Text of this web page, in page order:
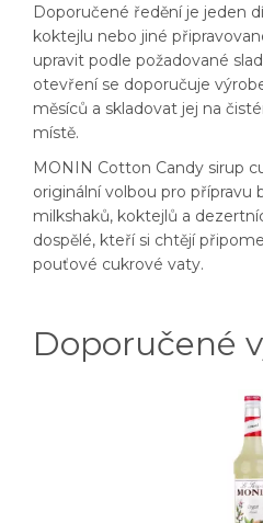
Doporučené ředění je jeden
koktejlu nebo jiné
upravit podle požadované
otevření se doporučuje
měsíců a skladovat jej na
místě.
MONIN Cotton Candy sirup
originální volbou pro přípravu
milkshaků, koktejlů a
dospělé, kteří si chtějí
pouťové cukrové vaty.
Doporučené